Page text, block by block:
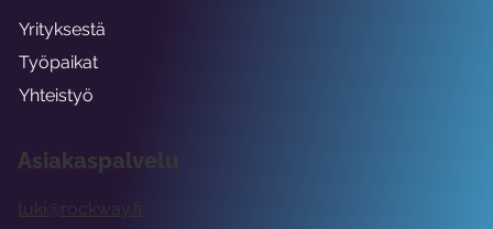
Asiakaspalvelu
tuki@rockway.fi
Yrityksestä
Työpaikat
Yhteistyö